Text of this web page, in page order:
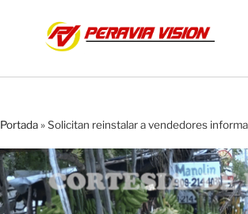
Portada»Solicitan reinstalar a vendedores